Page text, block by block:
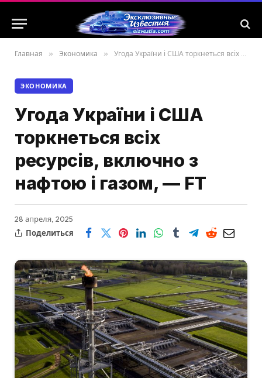
Главная » Экономика » Угода України і США торкнеться всіх ресурсів, включно з нафтою і газом, — FT
ЭКОНОМИКА
Угода України і США
торкнеться всіх
ресурсів, включно з
нафтою і газом, — FT
28 апреля, 2025
Поделиться